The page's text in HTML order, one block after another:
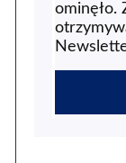
ominęło.